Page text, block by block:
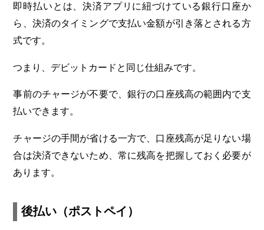
即時払いとは、決済アプリに紐づけている銀行口座か
ら、決済のタイミングで支払い金額が引き落とされる方
式です。
つまり、デビットカードと同じ仕組みです。
事前のチャージが不要で、銀行の口座残高の範囲内で支
払いできます。
チャージの手間が省ける一方で、口座残高が足りない場
合は決済できないため、常に残高を把握しておく必要が
あります。
後払い（ポストペイ）